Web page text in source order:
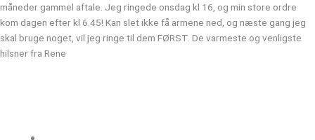
måneder gammel aftale. Jeg ringede onsdag kl 16, og min store ordre
kom dagen efter kl 6.45! Kan slet ikke få armene ned, og næste gang jeg
skal bruge noget, vil jeg ringe til dem FØRST. De varmeste og venligste
hilsner fra Rene